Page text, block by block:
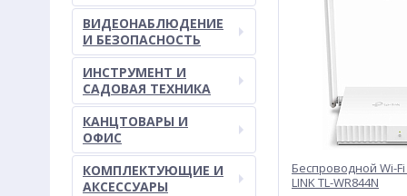
ВИДЕОНАБЛЮДЕНИЕ
И БЕЗОПАСНОСТЬ
ИНСТРУМЕНТ И
САДОВАЯ ТЕХНИКА
КАНЦТОВАРЫ И
ОФИС
КОМПЛЕКТУЮЩИЕ И
АКСЕССУАРЫ
Беспроводной Wi-
LINK TL-WR844N